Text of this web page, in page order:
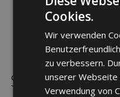
Sparpotenzial in
Cookies.
Wir verwenden
zu verbessern.
unserer
Verwendung von